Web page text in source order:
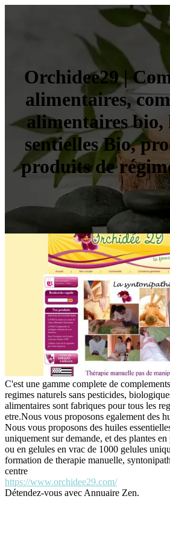
Orchidee29 |
alimen­tai­res,
alimen­tai­res bio,
sentiel­les Bio,
produits de
C'est une gamme complete de
regimes naturels sans pesticides,
alimentaires sont fabriques pour tous les
etre.Nous vous proposons egalement des
Nous vous proposons des huiles
uniquement sur demande, et des plantes
ou en gelules en vrac de 1000 gelules
formation de therapie manuelle,
centre
https://www.orchidee29.com/
Détendez-vous avec Annuaire Zen.